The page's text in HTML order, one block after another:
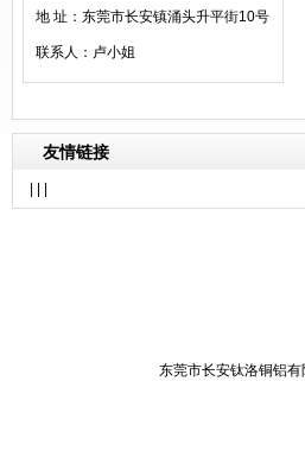
地 址：东莞市长安镇涌头升平街10号
联系人：卢小姐
友情链接
东莞市长安钛洛铜铝有